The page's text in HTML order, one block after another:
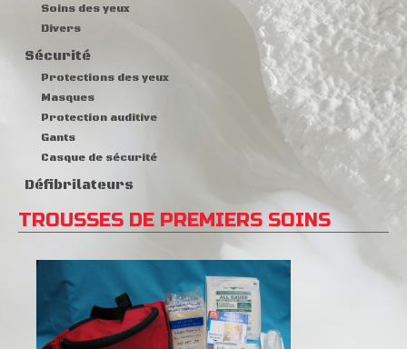
Soins des yeux
Divers
Sécurité
Protections des yeux
Masques
Protection auditive
Gants
Casque de sécurité
Défibrilateurs
TROUSSES DE PREMIERS SOINS